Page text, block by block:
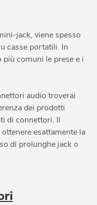
jack, viene spesso
casse portatili. In
comuni le prese e i
audio troverai
dei prodotti
di connettori. Il
esattamente la
di prolunghe jack o